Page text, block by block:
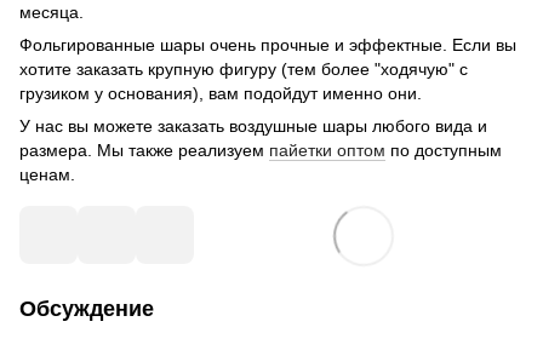
месяца.
Фольгированные шары очень прочные и эффектные. Если вы
хотите заказать крупную фигуру (тем более "ходячую" с
грузиком у основания), вам подойдут именно они.
У нас вы можете заказать воздушные шары любого вида и
размера. Мы также реализуем пайетки оптом по доступным
ценам.
Обсуждение